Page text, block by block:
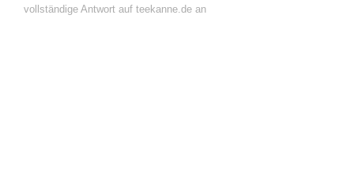
vollständige Antwort auf teekanne.de an